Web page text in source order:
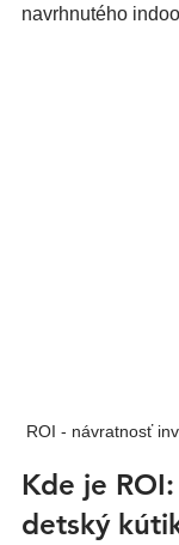
navrhnutého
ROI - návratnosť
Kde je
detský